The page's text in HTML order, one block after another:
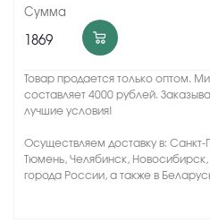
1869
Товар продается только оптом.
составляет 4000 рублей.
лучшие условия!
Осуществляем доставку в: Санкт-
Тюмень, Челябинск, Новосибирск,
города России, а также в